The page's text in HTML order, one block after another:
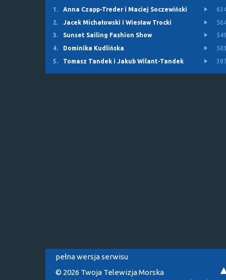
1. Anna Czapp-Treder i Maciej Soczewiński
2.
Jacek Michałowski i Wiesław Trocki
3.
Sunset Sailing Fashion Show
4.
Dominika Kudlińska
5.
Tomasz Tandek i Jakub Wilant-Tandek
pełna wersja serwisu
© 2026 Twoja Telewizja Morska